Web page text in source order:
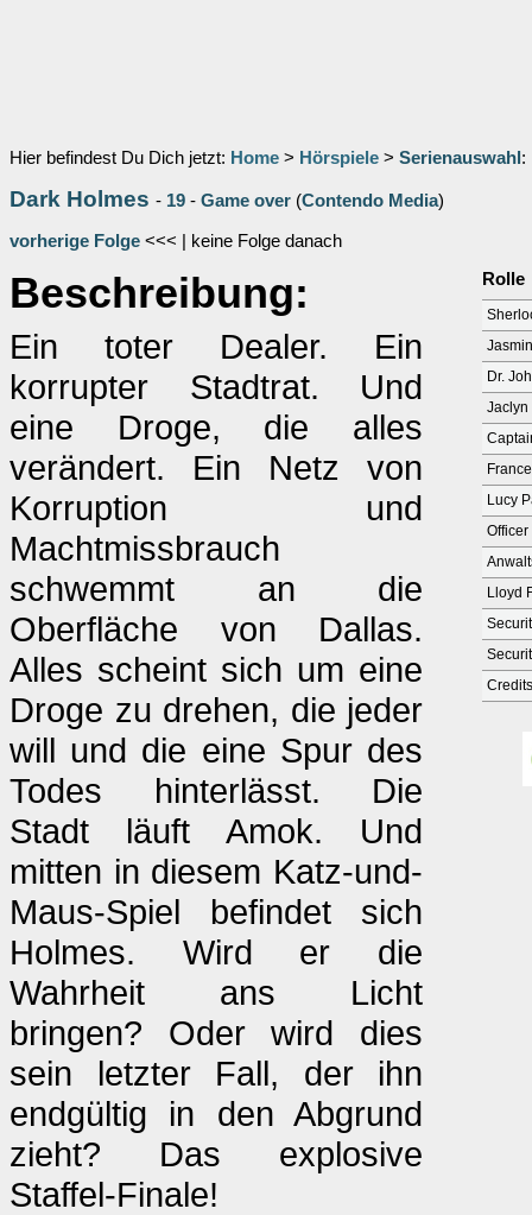
Hier befindest Du Dich jetzt: Home > Hörspiele > Serienauswahl :
Dark Holmes - 19 - Game over (Contendo Media)
vorherige Folge <<< | keine Folge danach
Beschreibung:
Ein toter Dealer. Ein
korrupter Stadtrat. Und
eine Droge, die alles
verändert. Ein Netz von
Korruption und
Machtmissbrauch
schwemmt an die
Oberfläche von Dallas.
Alles scheint sich um eine
Droge zu drehen, die jeder
will und die eine Spur des
Todes hinterlässt. Die
Stadt läuft Amok. Und
mitten in diesem Katz-und-
Maus-Spiel befindet sich
Holmes. Wird er die
Wahrheit ans Licht
bringen? Oder wird dies
sein letzter Fall, der ihn
endgültig in den Abgrund
zieht? Das explosive
Staffel-Finale!
Rolle
Dr.
Jaclyn
Lucy
Officer
Lloyd
Credits